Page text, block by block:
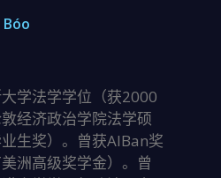
学法学学位（获2000
经济政治学院法学硕
生奖）。曾获AlBan奖
洲高级奖学金）。曾